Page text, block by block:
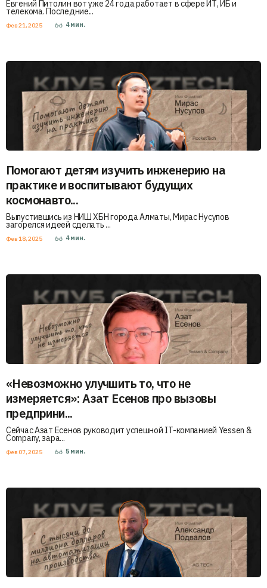
Евгений Питолин вот уже 24 года работает в сфере ИТ, ИБ и
телекома. Последние...
Фев 21, 2025 4мин.
Помогают детям изучить инженерию на
практике и воспитывают будущих
космонавто...
Выпустившись из НИШ ХБН города Алматы, Мирас Нусупов
загорелся идеей сделать ...
Фев 18, 2025 4мин.
«Невозможно улучшить то, что не
измеряется»: Азат Есенов про вызовы
предприни...
Сейчас Азат Есенов руководит успешной IT-компанией Yessen &
Company, зара...
Фев 07, 2025 5 мин.